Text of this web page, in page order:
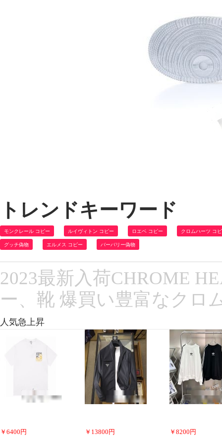
トレンドキーワード
モンクレール コピー ルイヴィトン コピー ロエベ コピー クロムハーツ コ
グッチ偽物 エルメス コピー バーバリー偽物
2023最新入荷CHROME
ー、靴 爆買い豊富なクロ
人気急上昇
￥ 6400 円 ￥ 13800 円 ￥ 8200 円